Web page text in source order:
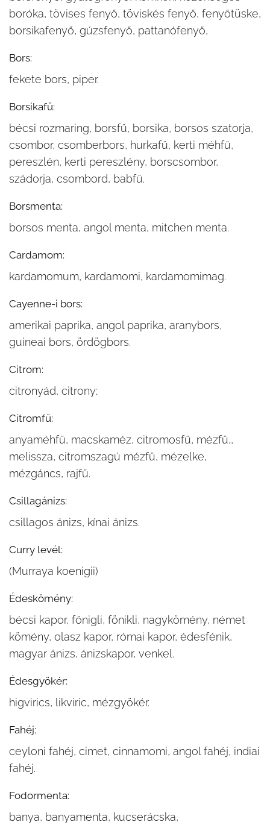
boróka, tövises fenyő, töviskés fenyő, fenyőtüske,
borsikafenyő, gúzsfenyő, pattanófenyő,
Bors:
fekete bors, piper.
Borsikafű:
bécsi rozmaring, borsfű, borsika, borsos szatorja,
csombor, csomberbors, hurkafű, kerti méhfű,
pereszlén, kerti pereszlény, borscsombor,
szádorja, csombord, babfű.
Borsmenta:
borsos menta, angol menta, mitchen menta.
Cardamom:
kardamomum, kardamomi, kardamomimag.
Cayenne-i bors:
amerikai paprika, angol paprika, aranybors,
guineai bors, ördögbors.
Citrom:
citronyád, citrony;
Citromfű:
anyaméhfű, macskaméz, citromosfű, mézfű,,
melissza, citromszagú mézfű, mézelke,
mézgáncs, rajfű.
Csillagánizs:
csillagos ánizs, kínai ánizs.
Curry levél:
(Murraya koenigii)
Édeskömény:
bécsi kapor, főnigli, fönikli, nagykömény, német
kömény, olasz kapor, római kapor, édesfénik,
magyar ánizs, ánizskapor, venkel.
Édesgyökér:
higvirics, likviric, mézgyökér.
Fahéj:
ceyloni fahéj, cimet, cinnamomi, angol fahéj, indiai
fahéj.
Fodormenta:
banya, banyamenta, kucserácska,